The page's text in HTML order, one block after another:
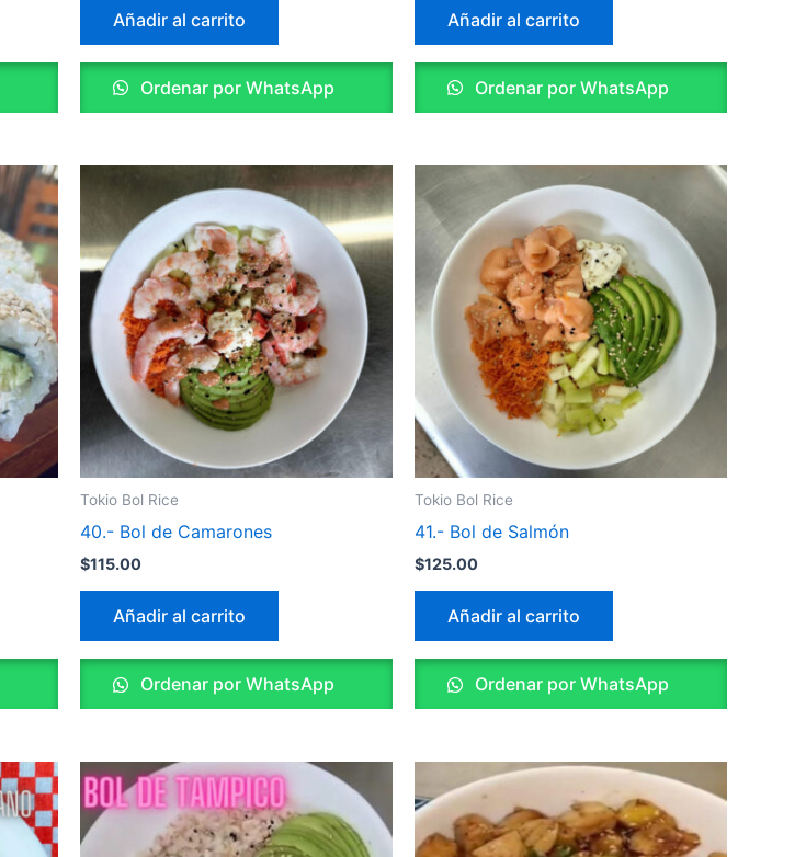
Añadir al carrito
Ordenar por WhatsApp
Añadir al carrito
Ordenar por WhatsApp
Tokio Bol Rice
40.- Bol de Camarones
$115.00
Añadir al carrito
Ordenar por WhatsApp
Tokio Bol Rice
41.- Bol de Salmón
$125.00
Añadir al carrito
Ordenar por WhatsApp